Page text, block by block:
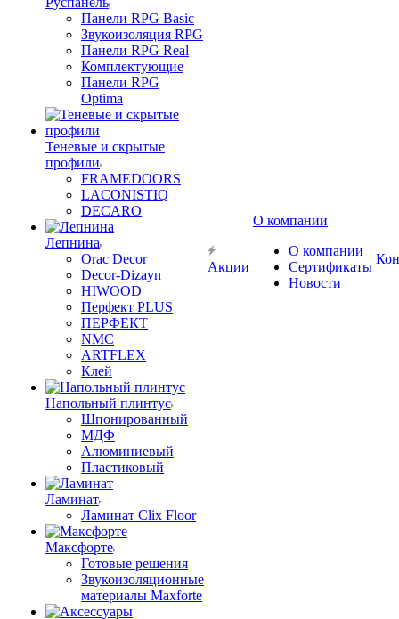
Панели RPG Basic
Звукоизоляция RPG
Панели RPG Real
Комплектующие
Панели RPG
Optima
Теневые и скрытые
профили
FRAMEDOORS
LACONISTIQ
DECARO
Лепнина
Orac Decor
Decor-Dizayn
HIWOOD
Перфект PLUS
ПЕРФЕКТ
NMC
ARTFLEX
Клей
Напольный плинтус
Шпонированный
МДФ
Алюминиевый
Пластиковый
Ламинат
Ламинат Clix Floor
Максфорте
Готовые решения
Звукоизоляционные
материалы Maxforte
Акции
О компании
О компании
Сертификаты
Новости